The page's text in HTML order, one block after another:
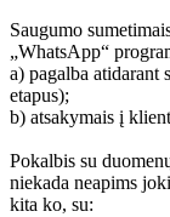
Saugumo
„WhatsApp“
a) pagalba atidarant
etapus);
b) atsakymais į
Pokalbis su
niekada neapims
kita ko, su: